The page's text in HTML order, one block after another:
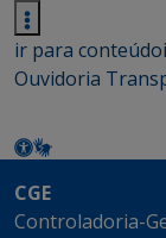
ir para conteúdo
Ouvidoria
CGE
Controladoria-